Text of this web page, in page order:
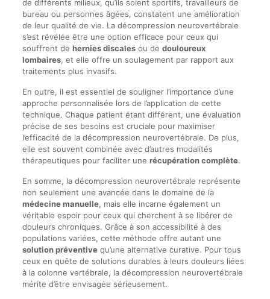
de différents milieux, qu’ils soient sportifs, travailleurs de
bureau ou personnes âgées, constatent une amélioration
de leur qualité de vie. La décompression neurovertébrale
s’est révélée être une option efficace pour ceux qui
souffrent de hernies discalesou de douloureux
lombaires, et elle offre un soulagement par rapport aux
traitements plus invasifs.
En outre, il est essentiel de souligner l’importance d’une
approche personnalisée lors de l’application de cette
technique. Chaque patient étant différent, une évaluation
précise de ses besoins est cruciale pour maximiser
l’efficacité de la décompression neurovertébrale. De plus,
elle est souvent combinée avec d’autres modalités
thérapeutiques pour faciliter une récupération complète.
En somme, la décompression neurovertébrale représente
non seulement une avancée dans le domaine de la
médecine manuelle, mais elle incarne également un
véritable espoir pour ceux qui cherchent à se libérer de
douleurs chroniques. Grâce à son accessibilité à des
populations variées, cette méthode offre autant une
solution préventivequ’une alternative curative. Pour tous
ceux en quête de solutions durables à leurs douleurs liées
à la colonne vertébrale, la décompression neurovertébrale
mérite d’être envisagée sérieusement.